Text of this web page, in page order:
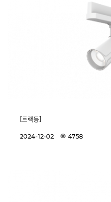
[트랙등]
2024-12-02 4758